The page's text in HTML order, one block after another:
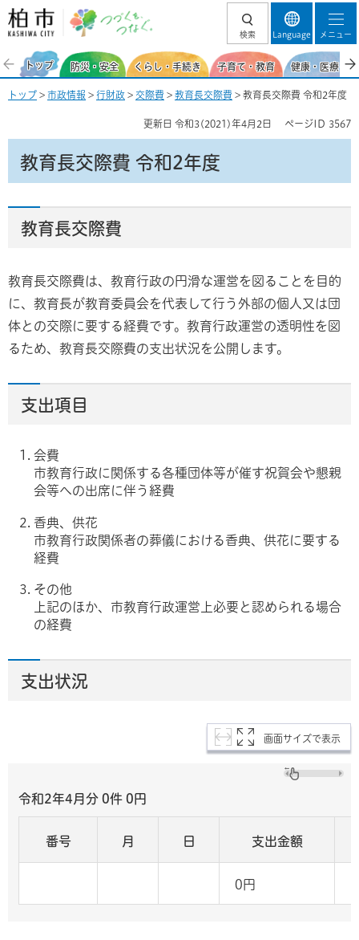
柏市 つづくを、
検索 Language メニュー
トップ 防災・安全 くらし・手続き 子育て・教育 健康・医療・
トップ > 市政情報 > 行財政 > 交際費 > 教育長交際費 > 教育長交際費 令和2年度
更新日 令和3(2021)年4月2日 ページID 3567
教育長交際費 令和2年度
教育長交際費
教育長交際費は、教育行政の円滑な運営を図ることを目的
に、教育長が教育委員会を代表して行う外部の個人又は団
体との交際に要する経費です。教育行政運営の透明性を図
るため、教育長交際費の支出状況を公開します。
支出項目
会費
市教育行政に関係する各種団体等が催す祝賀会や懇親
会等への出席に伴う経費
香典、供花
市教育行政関係者の葬儀における香典、供花に要する
経費
その他
上記のほか、市教育行政運営上必要と認められる場合
の経費
支出状況
画面サイズで表示
令和2年4月分 0件 0 円
番号 月 日 支出金額
0円